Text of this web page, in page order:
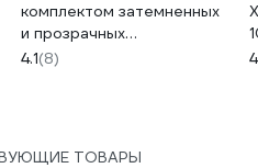
комплектом затемненных
и прозрачных
минеральных стекол
4.1(8)
ТОВАРЫ